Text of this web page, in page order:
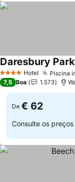
4 EstrelasHotel Piscina
Daresbury
7,5 Boa 1.573
De € 62
Consulte os